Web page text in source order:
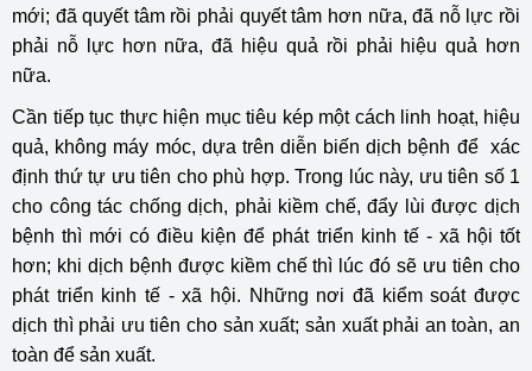
mới; đã quyết tâm rồi phải quyết tâm hơn nữa, đã nỗ lực rồi
phải nỗ lực hơn nữa, đã hiệu quả rồi phải hiệu quả hơn
nữa.
Cần tiếp tục thực hiện mục tiêu kép một cách linh hoạt, hiệu
quả, không máy móc, dựa trên diễn biến dịch bệnh để xác
định thứ tự ưu tiên cho phù hợp. Trong lúc này, ưu tiên số 1
cho công tác chống dịch, phải kiềm chế, đẩy lùi được dịch
bệnh thì mới có điều kiện để phát triển kinh tế - xã hội tốt
hơn; khi dịch bệnh được kiềm chế thì lúc đó sẽ ưu tiên cho
phát triển kinh tế - xã hội. Những nơi đã kiểm soát được
dịch thì phải ưu tiên cho sản xuất; sản xuất phải an toàn, an
toàn để sản xuất.